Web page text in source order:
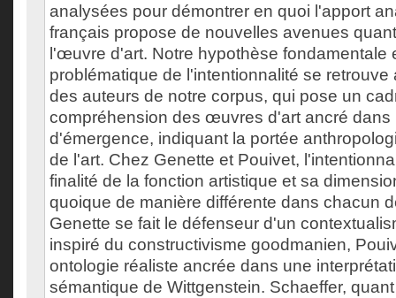
analysées pour démontrer en quoi l'apport
français propose de nouvelles avenues
l'œuvre d'art. Notre hypothèse fondamentale
problématique de l'intentionnalité se
des auteurs de notre corpus, qui pose un
compréhension des œuvres d'art ancré dans
d'émergence, indiquant la portée
de l'art. Chez Genette et Pouivet,
finalité de la fonction artistique et sa
quoique de manière différente dans chacun
Genette se fait le défenseur d'un
inspiré du constructivisme goodmanien,
ontologie réaliste ancrée dans une
sémantique de Wittgenstein. Schaeffer,